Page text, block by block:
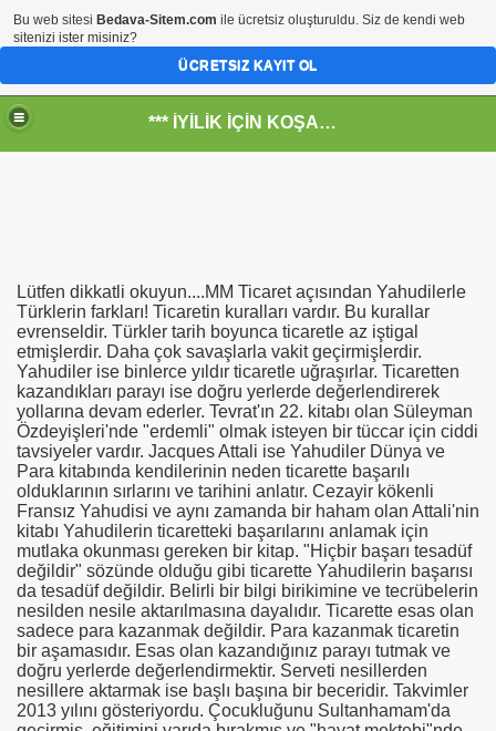
*** İYİLİK İÇİN KOŞANLARIN YERİ***
Lütfen dikkatli okuyun....MM Ticaret açısından Yahudilerle
Türklerin farkları! Ticaretin kuralları vardır. Bu kurallar
evrenseldir. Türkler tarih boyunca ticaretle az iştigal
etmişlerdir. Daha çok savaşlarla vakit geçirmişlerdir.
Yahudiler ise binlerce yıldır ticaretle uğraşırlar. Ticaretten
kazandıkları parayı ise doğru yerlerde değerlendirerek
yollarına devam ederler. Tevrat'ın 22. kitabı olan Süleyman
Özdeyişleri'nde "erdemli" olmak isteyen bir tüccar için ciddi
tavsiyeler vardır. Jacques Attali ise Yahudiler Dünya ve
Para kitabında kendilerinin neden ticarette başarılı
olduklarının sırlarını ve tarihini anlatır. Cezayir kökenli
Fransız Yahudisi ve aynı zamanda bir haham olan Attali'nin
kitabı Yahudilerin ticaretteki başarılarını anlamak için
mutlaka okunması gereken bir kitap. "Hiçbir başarı tesadüf
değildir" sözünde olduğu gibi ticarette Yahudilerin başarısı
da tesadüf değildir. Belirli bir bilgi birikimine ve tecrübelerin
nesilden nesile aktarılmasına dayalıdır. Ticarette esas olan
sadece para kazanmak değildir. Para kazanmak ticaretin
bir aşamasıdır. Esas olan kazandığınız parayı tutmak ve
doğru yerlerde değerlendirmektir. Serveti nesillerden
nesillere aktarmak ise başlı başına bir beceridir. Takvimler
2013 yılını gösteriyordu. Çocukluğunu Sultanhamam'da
- HİDROJEN ENERJİ MRK *NASIL ENGELLENDİ* !!!
-Engellenen Mühendis !!!
Halal Food
AS-DER.
Bu web sitesi Bedava-Sitem.com ile ücretsiz oluşturuldu. Siz de kendi web
sitenizi ister misiniz?
ÜCRETSIZ KAYIT OL